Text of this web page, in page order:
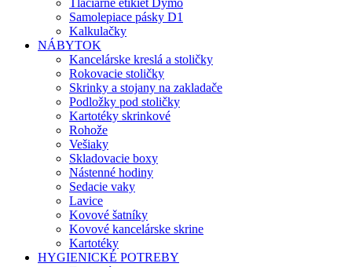
Tlačiarne etikiet Dymo
Samolepiace pásky D1
Kalkulačky
NÁBYTOK
Kancelárske kreslá a stoličky
Rokovacie stoličky
Skrinky a stojany na zakladače
Podložky pod stoličky
Kartotéky skrinkové
Rohože
Vešiaky
Skladovacie boxy
Nástenné hodiny
Sedacie vaky
Lavice
Kovové šatníky
Kovové kancelárske skrine
Kartotéky
HYGIENICKÉ POTREBY